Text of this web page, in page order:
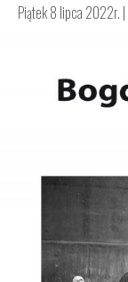
Piątek 8 lipca 2022r. |